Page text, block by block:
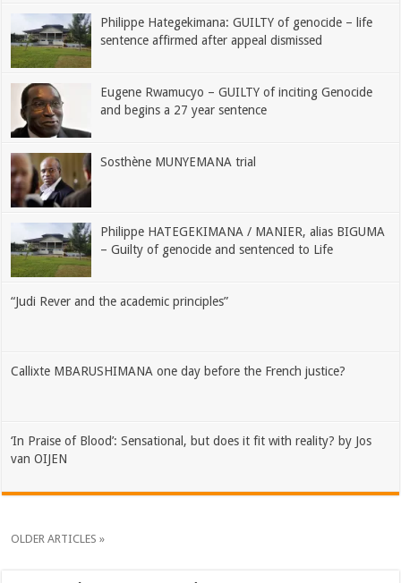
Philippe Hategekimana: GUILTY of genocide – life
sentence affirmed after appeal dismissed
Eugene Rwamucyo – GUILTY of inciting Genocide
and begins a 27 year sentence
Sosthène MUNYEMANA trial
Philippe HATEGEKIMANA / MANIER, alias BIGUMA
– Guilty of genocide and sentenced to Life
“Judi Rever and the academic principles”
Callixte MBARUSHIMANA one day before the French justice?
‘In Praise of Blood’: Sensational, but does it fit with reality? by Jos
van OIJEN
OLDER ARTICLES »